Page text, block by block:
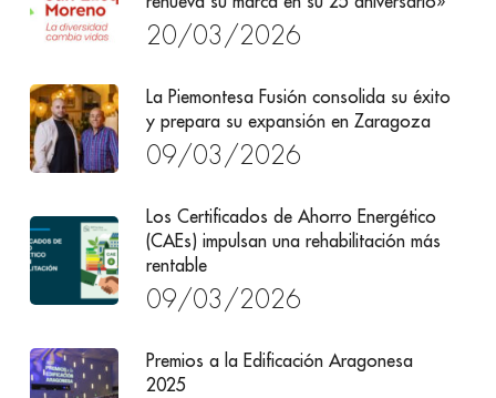
20/03/2026
La Piemontesa Fusión consolida su éxito
y prepara su expansión en Zaragoza
09/03/2026
Los Certificados de Ahorro Energético
(CAEs) impulsan una rehabilitación más
rentable
09/03/2026
Premios a la Edificación Aragonesa
2025